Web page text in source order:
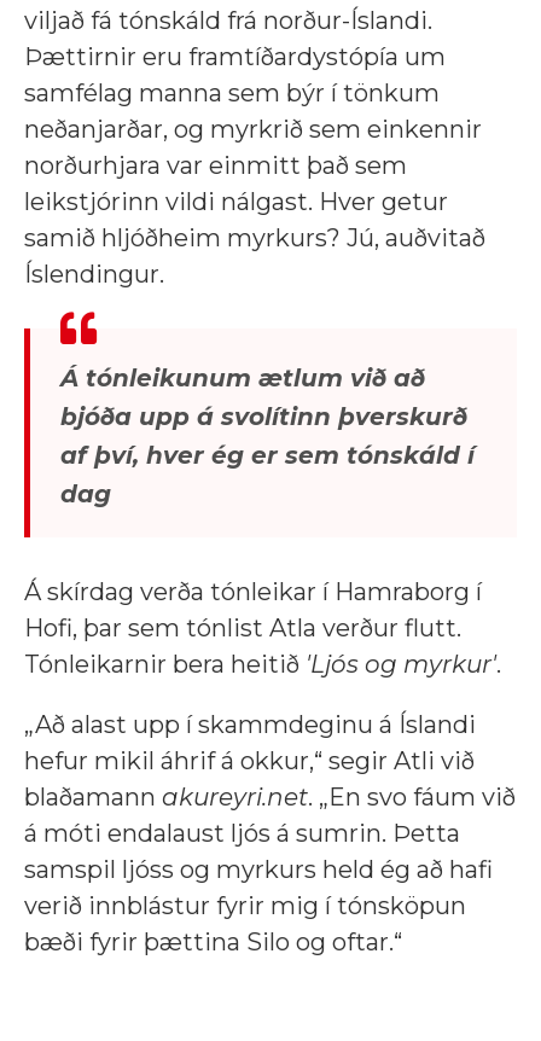
viljað fá tónskáld frá norður-Íslandi.
Þættirnir eru framtíðardystópía um
samfélag manna sem býr í tönkum
neðanjarðar, og myrkrið sem einkennir
norðurhjara var einmitt það sem
leikstjórinn vildi nálgast. Hver getur
samið hljóðheim myrkurs? Jú, auðvitað
Íslendingur.
Á tónleikunum ætlum við að
bjóða upp á svolítinn þverskurð
af því, hver ég er sem tónskáld í
dag
Á skírdag verða tónleikar í Hamraborg í
Hofi, þar sem tónlist Atla verður flutt.
Tónleikarnir bera heitið 'Ljós og myrkur'.
„Að alast upp í skammdeginu á Íslandi
hefur mikil áhrif á okkur,“ segir Atli við
blaðamann akureyri.net. „En svo fáum við
á móti endalaust ljós á sumrin. Þetta
samspil ljóss og myrkurs held ég að hafi
verið innblástur fyrir mig í tónsköpun
bæði fyrir þættina Silo og oftar.“